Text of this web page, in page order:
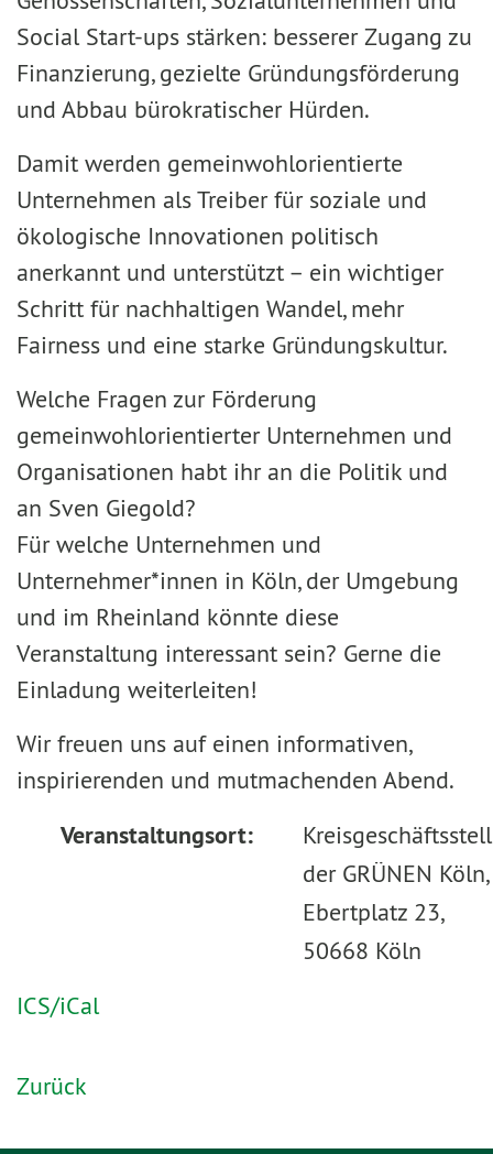
Social Start-ups stärken: besserer Zugang zu
Finanzierung, gezielte Gründungsförderung
und Abbau bürokratischer Hürden.
Damit werden gemeinwohlorientierte
Unternehmen als Treiber für soziale und
ökologische Innovationen politisch
anerkannt und unterstützt – ein wichtiger
Schritt für nachhaltigen Wandel, mehr
Fairness und eine starke Gründungskultur.
Welche Fragen zur Förderung
gemeinwohlorientierter Unternehmen und
Organisationen habt ihr an die Politik und
an Sven Giegold?
Für welche Unternehmen und
Unternehmer*innen in Köln, der Umgebung
und im Rheinland könnte diese
Veranstaltung interessant sein? Gerne die
Einladung weiterleiten!
Wir freuen uns auf einen informativen,
inspirierenden und mutmachenden Abend.
Veranstaltungsort:
der GRÜNEN Köln,
Ebertplatz 23,
50668 Köln
ICS/iCal
Zurück